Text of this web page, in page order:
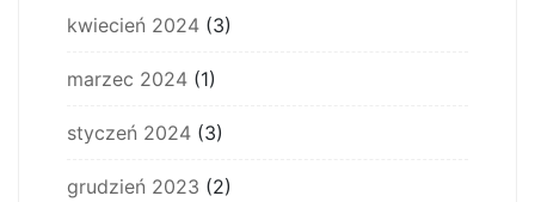
kwiecień 2024 (3)
marzec 2024 (1)
styczeń 2024 (3)
grudzień 2023 (2)